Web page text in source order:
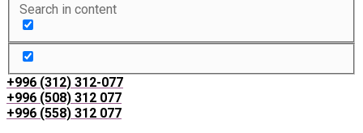
Search in content
+996 (312) 312-077
+996 (508) 312 077
+996 (558) 312 077